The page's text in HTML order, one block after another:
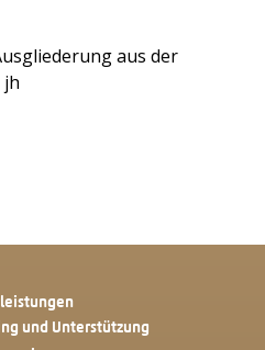
aus der
jh
und Unterstützung